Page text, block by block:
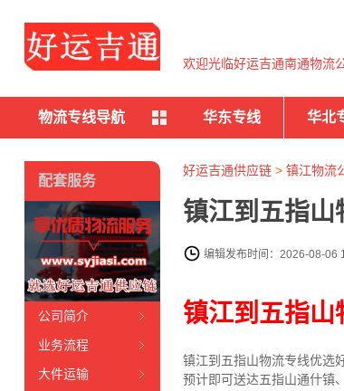
欢迎光临好运吉通南通物流
物流专线导航 华东专线 华北
好运吉通供应链> 镇江物流
镇江到五指山
编辑发布时间：2026-08-06
镇江到五指山
镇江到五指山物流专线优选
预计即可送达五指山通什镇
配套服务
公司简介
业务流程
大件运输